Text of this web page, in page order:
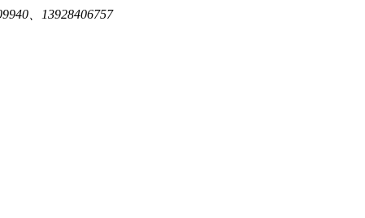
、13928406757